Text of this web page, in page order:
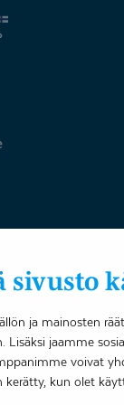
sivusto
ja mainosten
jaamme
voivat
kerätty, kun olet
Instagram